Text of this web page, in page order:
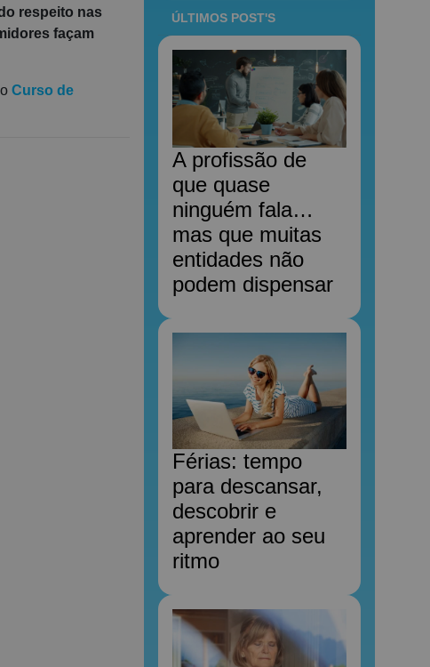
ÚLTIMOS POST'S
A profissão de
que quase
ninguém fala…
mas que muitas
entidades não
podem dispensar
Férias: tempo
para descansar,
descobrir e
aprender ao seu
ritmo
respeito nas
façam
Curso de